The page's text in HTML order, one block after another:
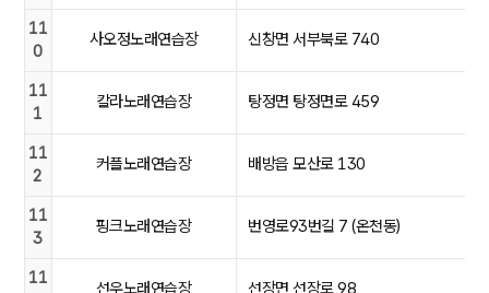
11
0
사오정노래연습장 신창면 서부북로 740
11
1
칼라노래연습장 탕정면 탕정면로 459
11
2
커플노래연습장 배방읍 모산로 130
11
3
핑크노래연습장 번영로93번길 7 (온천동)
11
선우노래연습장 선장면 선장로 98